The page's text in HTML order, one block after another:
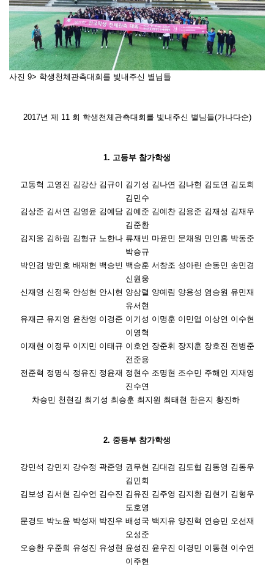
사진 9> 학생천체관측대회를 빛내주신 별님들
2017년 제 11 회 학생천체관측대회를 빛내주신 별님들(가나다순)
1. 고등부 참가학생
고동혁 고영진 김강산 김규이 김기성 김나연 김나현 김도연 김도희
김민수
김상준 김서연 김영윤 김예담 김예준 김예찬 김용준 김재성 김재우
김준환
김지웅 김하림 김형규 노한나 류재빈 마윤민 문채원 민인홍 박동준
박승규
박인겸 방민호 배재현 백승빈 백승훈 서창조 성아린 손동민 송민경
신원웅
신재영 신정욱 안성현 안시현 양삼렬 양예림 양용성 염승원 유민재
유서현
유재근 유지영 윤찬영 이경준 이기성 이명훈 이민엽 이상연 이수현
이영혁
이재현 이정무 이지민 이태규 이호연 장준휘 장지훈 장호진 전병준
전준용
전준혁 정명식 정유진 정윤재 정현수 조명현 조수민 주해인 지재영
진수연
차승민 천현길 최기성 최승훈 최지원 최태현 한은지 황진하
2. 중등부 참가학생
강민석 강민지 강수정 곽준영 권무현 김대겸 김도협 김동영 김동우
김민회
김보성 김서현 김수연 김수진 김유진 김주영 김지환 김현기 김형우
도호영
문경도 박노윤 박성재 박진우 배성국 백지유 양진혁 연승민 오선재
오성준
오승환 우준희 유성진 유성현 윤성진 윤우진 이경민 이동현 이수연
이주현